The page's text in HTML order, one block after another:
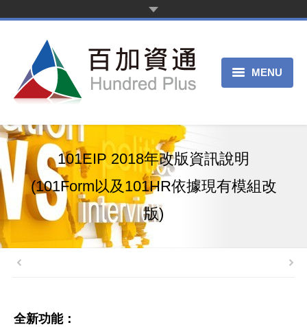
MENU
新聞中心
產品服務
客戶案例
關於我們
101EIP 2018年改版資訊說明
(101Form以及101HR依據現有模組改
版)
全新功能：